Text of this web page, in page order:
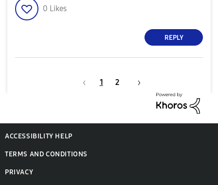
0 Likes
REPLY
1 2
ACCESSIBILITY HELP
TERMS AND CONDITIONS
PRIVACY